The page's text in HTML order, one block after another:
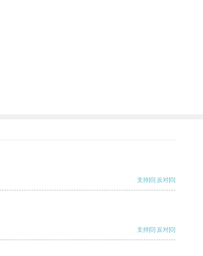
支持[0] 反对[0]
支持[0] 反对[0]